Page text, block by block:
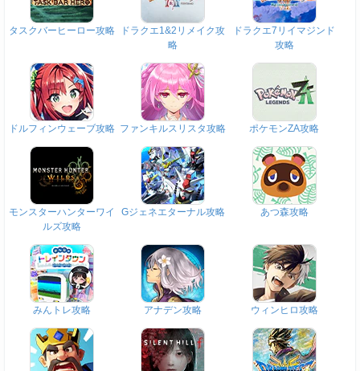
タスクバーヒーロー攻略
ドラクエ1&2リメイク攻
略
ドラクエ7リイマジンド
攻略
ドルフィンウェーブ攻略 ファンキルスリスタ攻略 ポケモンZA攻略
モンスターハンターワイ
ルズ攻略
Gジェネエターナル攻略 あつ森攻略
みんトレ攻略 アナデン攻略 ウィンヒロ攻略